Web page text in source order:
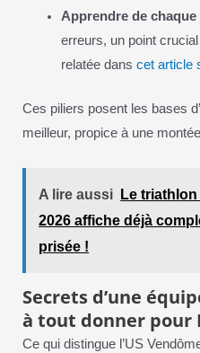
Apprendre de
erreurs, un point
relatée danscet article
Ces piliers posent les bases
meilleur, propice à une
A lire aussi
Le
2026 affiche déjà
prisée !
Secrets d’une
à tout donner pour
Ce qui distingue l’US